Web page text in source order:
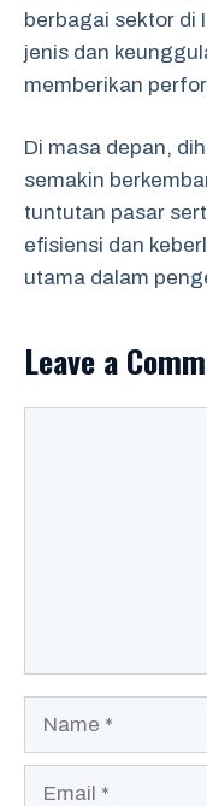
berbagai sektor di
jenis dan
memberikan
Di masa depan,
semakin
tuntutan pasar
efisiensi dan
utama dalam
Leave a